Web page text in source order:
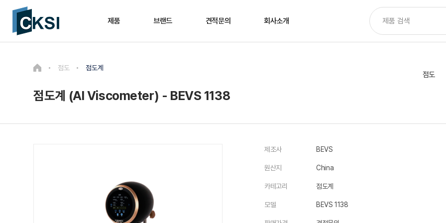
제품 브랜드 견적문의 회사소개
점도 점도계
점도계 (AI Viscometer) - BEVS 1138
점도
제조사 BEVS
원산지 China
카테고리 점도계
모델 BEVS 1138